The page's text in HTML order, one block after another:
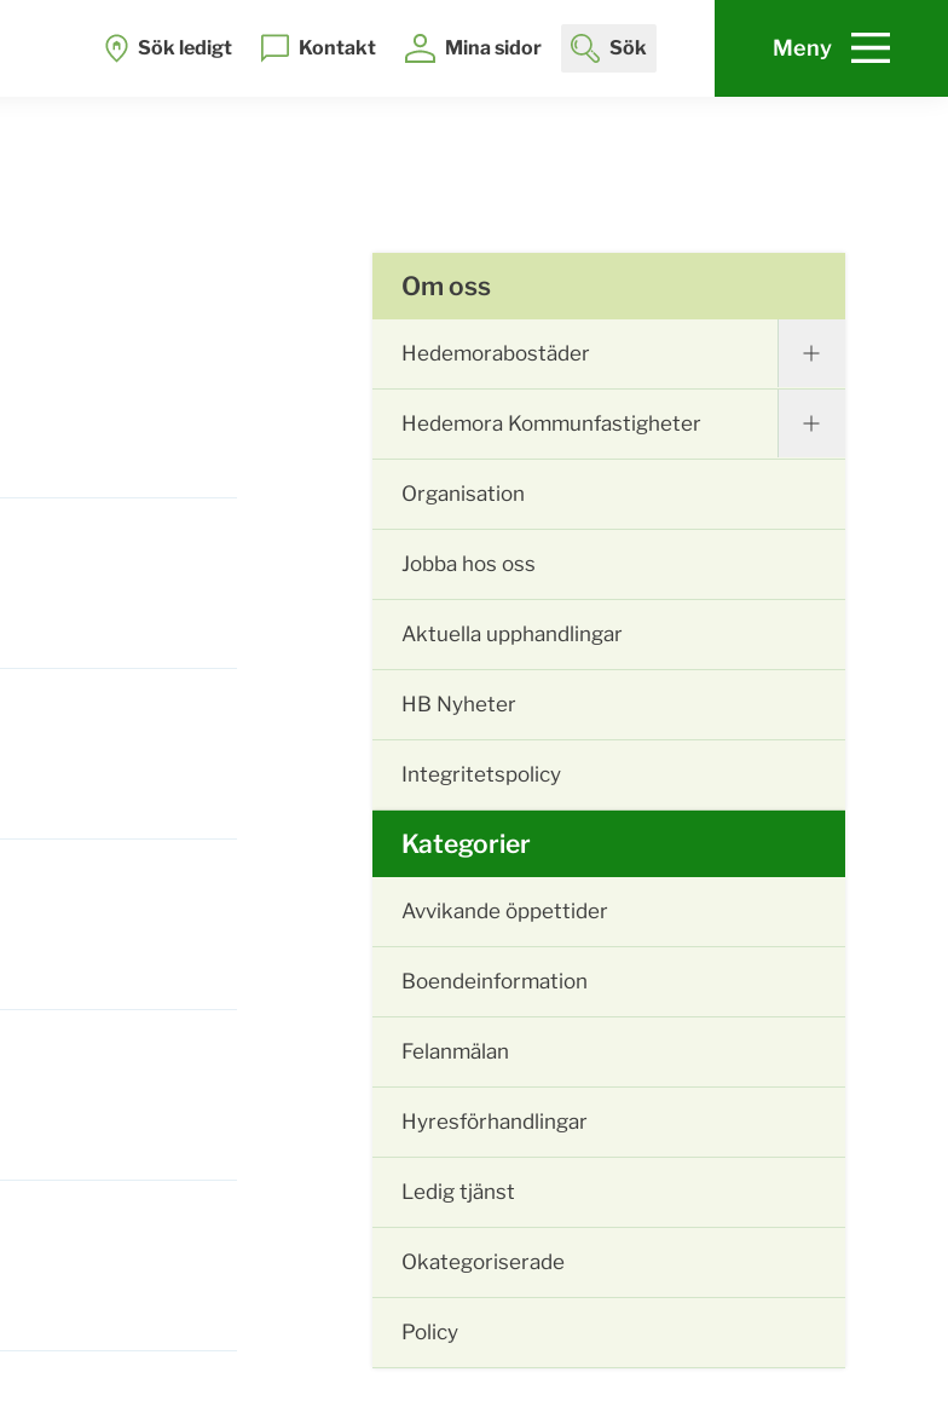
Sök ledigt Kontakt Mina sidor Sök Meny
Om oss
Hedemorabostäder
Hedemora Kommunfastigheter
Organisation
Jobba hos oss
Aktuella upphandlingar
HB Nyheter
Integritetspolicy
Kategorier
Avvikande öppettider
Boendeinformation
Felanmälan
Hyresförhandlingar
Ledig tjänst
Okategoriserade
Policy